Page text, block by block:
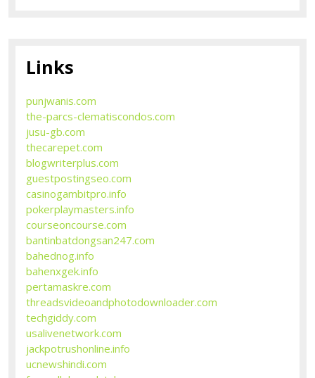
Links
punjwanis.com
the-parcs-clematiscondos.com
jusu-gb.com
thecarepet.com
blogwriterplus.com
guestpostingseo.com
casinogambitpro.info
pokerplaymasters.info
courseoncourse.com
bantinbatdongsan247.com
bahednog.info
bahenxgek.info
pertamaskre.com
threadsvideoandphotodownloader.com
techgiddy.com
usalivenetwork.com
jackpotrushonline.info
ucnewshindi.com